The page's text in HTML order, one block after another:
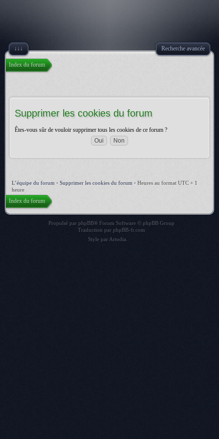
↓↓↓ Recherche avancée
Index du forum
Supprimer les cookies du forum
Êtes-vous sûr de vouloir supprimer tous les cookies de ce forum ?
L’équipe du forum • Supprimer les cookies du forum • Heures au format UTC + 1
heure
Index du forum
Propulsé par phpBB® Forum Software © phpBB Group
Traduction par phpBB-fr.com
Style par Artodia